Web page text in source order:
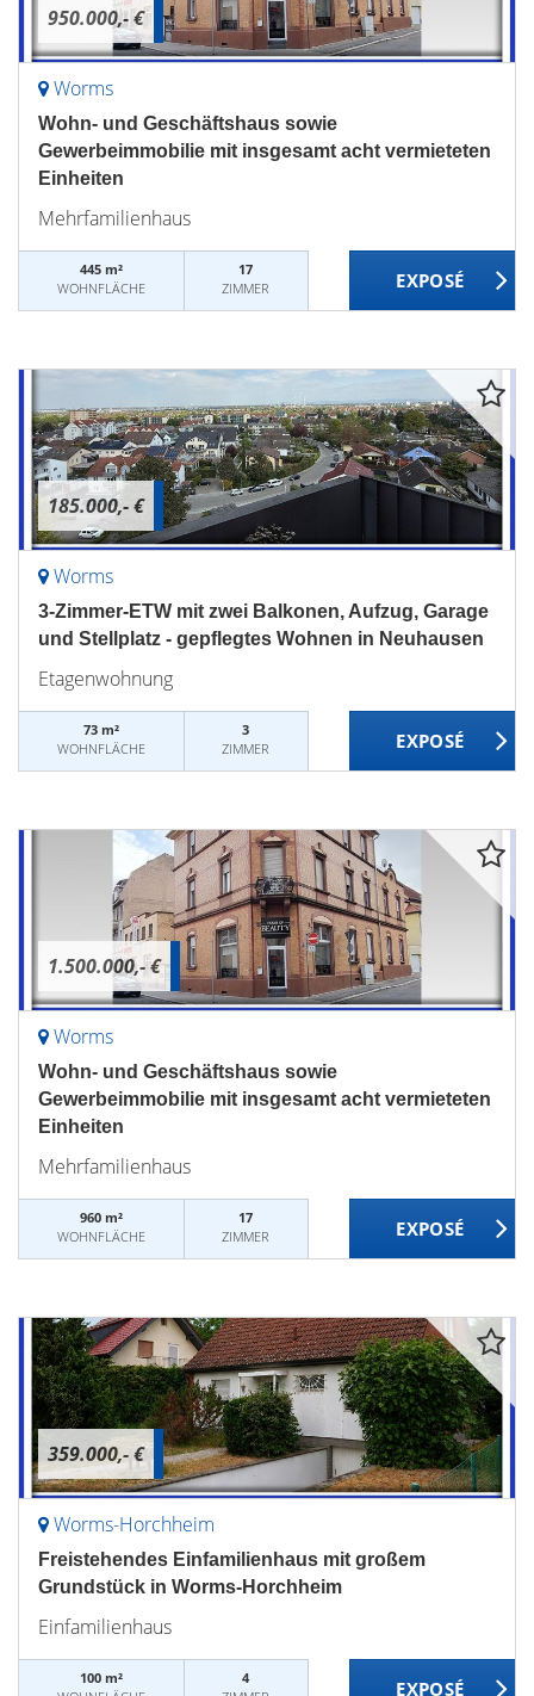
950.000,- €
Worms
Wohn- und Geschäftshaus sowie
Gewerbeimmobilie mit insgesamt acht vermieteten
Einheiten
Mehrfamilienhaus
445 m²
WOHNFLÄCHE
17
ZIMMER
185.000,- €
Worms
3-Zimmer-ETW mit zwei Balkonen, Aufzug, Garage
und Stellplatz - gepflegtes Wohnen in Neuhausen
Etagenwohnung
73 m²
WOHNFLÄCHE
3
ZIMMER
1.500.000,- €
Worms
Wohn- und Geschäftshaus sowie
Gewerbeimmobilie mit insgesamt acht vermieteten
Einheiten
Mehrfamilienhaus
960 m²
WOHNFLÄCHE
17
ZIMMER
359.000,- €
Worms-Horchheim
Freistehendes Einfamilienhaus mit großem
Grundstück in Worms-Horchheim
Einfamilienhaus
100 m²
4